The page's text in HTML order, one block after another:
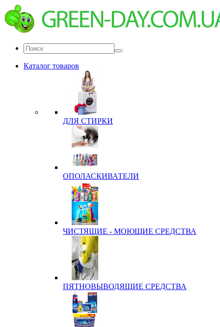
Каталог товаров
ДЛЯ СТИРКИ
ОПОЛАСКИВАТЕЛИ
ЧИСТЯЩИЕ - МОЮЩИЕ СРЕДСТВА
ПЯТНОВЫВОДЯЩИЕ СРЕДСТВА